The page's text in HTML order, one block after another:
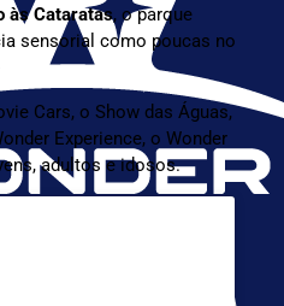
às Cataratas, o parque
sensorial como poucas no
Cars, o Show das Águas,
Experience, o Wonder
adultos e idosos.